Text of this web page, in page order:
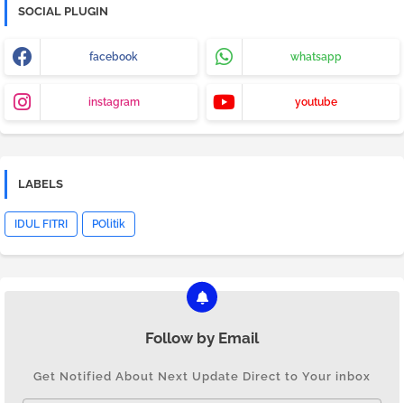
SOCIAL PLUGIN
facebook whatsapp
instagram youtube
LABELS
IDUL FITRI POlitik
Follow by Email
Get Notified About Next Update Direct to Your inbox